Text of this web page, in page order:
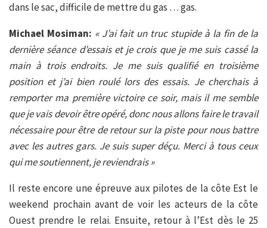
dans le sac, difficile de mettre du gas … gas.
Michael Mosiman: « J’ai fait un truc stupide à la fin de la
dernière séance d’essais et je crois que je me suis cassé la
main à trois endroits. Je me suis qualifié en troisième
position et j’ai bien roulé lors des essais. Je cherchais à
remporter ma première victoire ce soir, mais il me semble
que je vais devoir être opéré, donc nous allons faire le travail
nécessaire pour être de retour sur la piste pour nous battre
avec les autres gars. Je suis super déçu. Merci à tous ceux
qui me soutiennent, je reviendrais »
Il reste encore une épreuve aux pilotes de la côte Est le
weekend prochain avant de voir les acteurs de la côte
Ouest prendre le relai. Ensuite, retour à l’Est dès le 25